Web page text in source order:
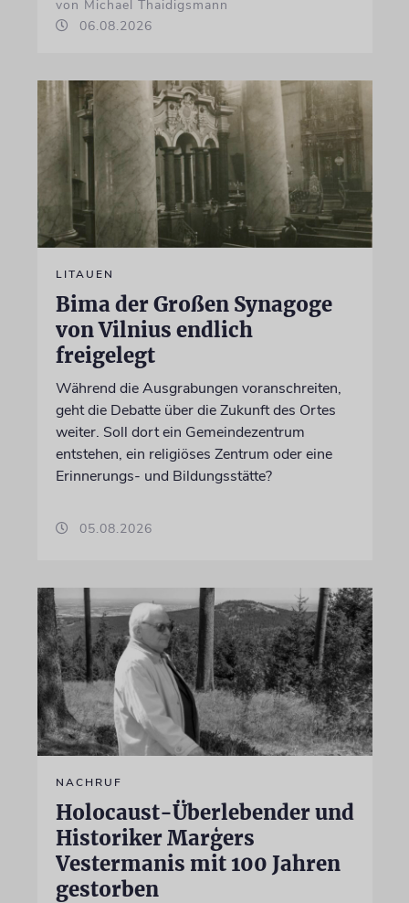
von Michael Thaidigsmann
06.08.2026
LITAUEN
Bima der Großen Synagoge
von Vilnius endlich
freigelegt
Während die Ausgrabungen voranschreiten,
geht die Debatte über die Zukunft des Ortes
weiter. Soll dort ein Gemeindezentrum
entstehen, ein religiöses Zentrum oder eine
Erinnerungs- und Bildungsstätte?
05.08.2026
NACHRUF
Holocaust-Überlebender und
Historiker Marģers
Vestermanis mit 100 Jahren
gestorben